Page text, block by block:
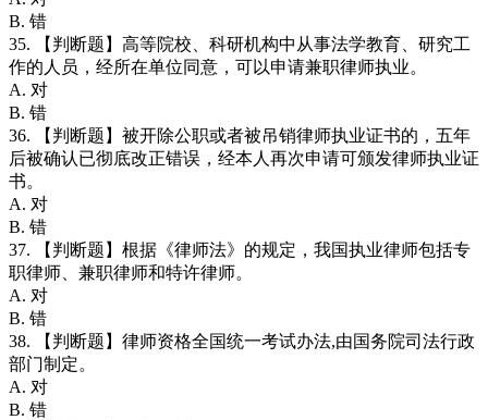
B. 错
35. 【判断题】高等院校、科研机构中从事法学教育、研究工
作的人员，经所在单位同意，可以申请兼职律师执业。
A. 对
B. 错
36. 【判断题】被开除公职或者被吊销律师执业证书的，五年
后被确认已彻底改正错误，经本人再次申请可颁发律师执业证
书。
A. 对
B. 错
37. 【判断题】根据《律师法》的规定，我国执业律师包括专
职律师、兼职律师和特许律师。
A. 对
B. 错
38. 【判断题】律师资格全国统一考试办法,由国务院司法行政
部门制定。
A. 对
B. 错